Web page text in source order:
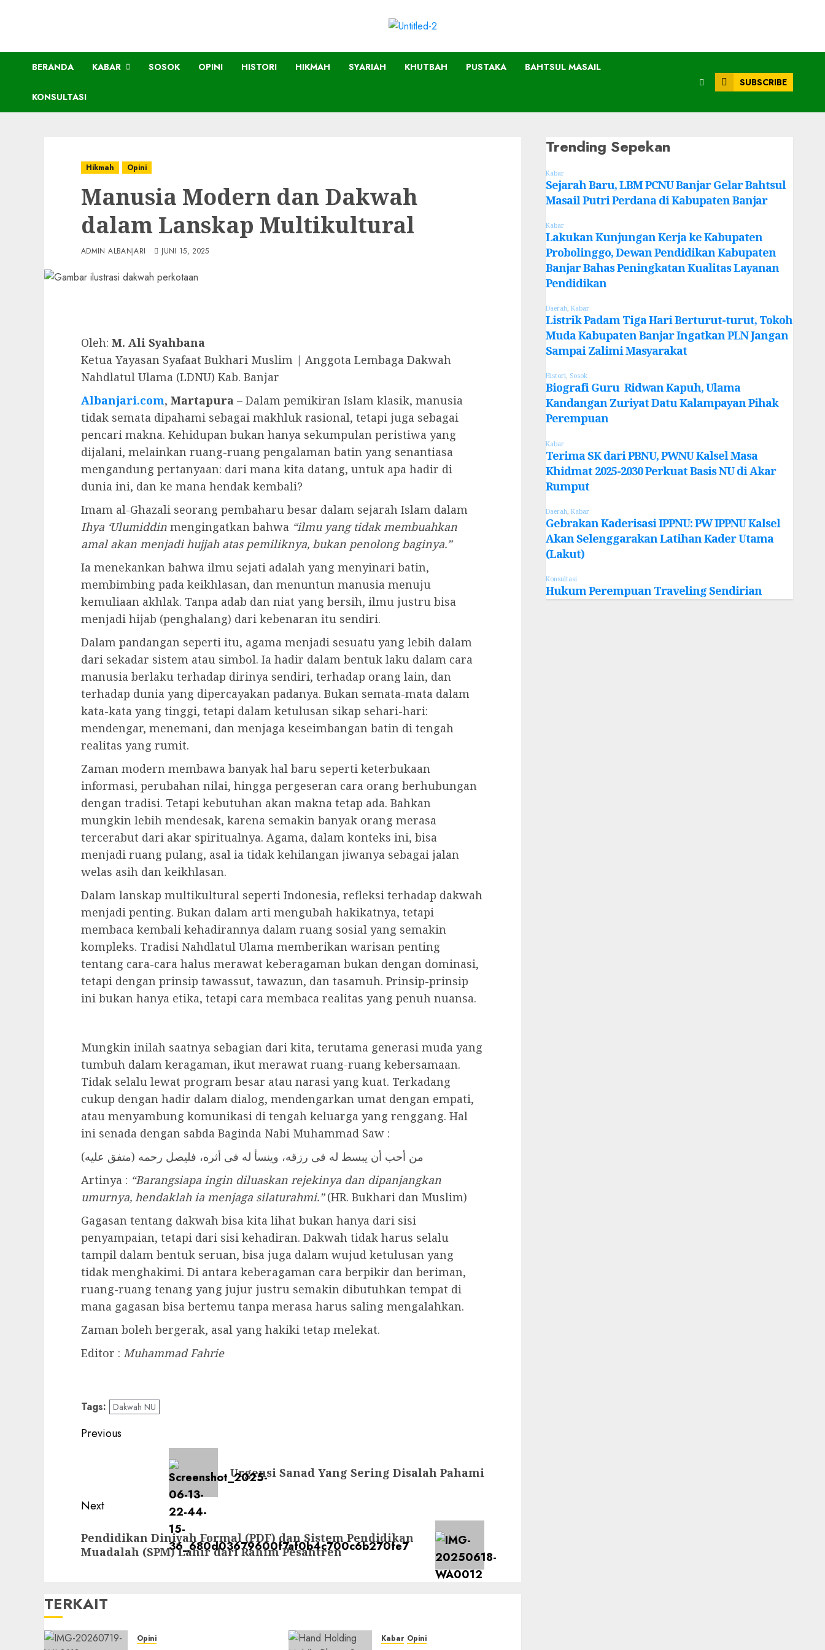
BERANDA KABAR SOSOK OPINI HISTORI HIKMAH SYARIAH KHUTBAH PUSTAKA BAHTSUL MASAIL
KONSULTASI
SUBSCRIBE
Hikmah Opini
Manusia Modern dan Dakwah
dalam Lanskap Multikultural
ADMIN ALBANJARI JUNI 15, 2025
Oleh: M. Ali Syahbana
Ketua Yayasan Syafaat Bukhari Muslim | Anggota Lembaga Dakwah
Nahdlatul Ulama (LDNU) Kab. Banjar
Albanjari.com, Martapura – Dalam pemikiran Islam klasik, manusia
tidak semata dipahami sebagai makhluk rasional, tetapi juga sebagai
pencari makna. Kehidupan bukan hanya sekumpulan peristiwa yang
dijalani, melainkan ruang-ruang pengalaman batin yang senantiasa
mengandung pertanyaan: dari mana kita datang, untuk apa hadir di
dunia ini, dan ke mana hendak kembali?
Imam al-Ghazali seorang pembaharu besar dalam sejarah Islam dalam
Ihya ‘Ulumiddin mengingatkan bahwa “ilmu yang tidak membuahkan
amal akan menjadi hujjah atas pemiliknya, bukan penolong baginya.”
Ia menekankan bahwa ilmu sejati adalah yang menyinari batin,
membimbing pada keikhlasan, dan menuntun manusia menuju
kemuliaan akhlak. Tanpa adab dan niat yang bersih, ilmu justru bisa
menjadi hijab (penghalang) dari kebenaran itu sendiri.
Dalam pandangan seperti itu, agama menjadi sesuatu yang lebih dalam
dari sekadar sistem atau simbol. Ia hadir dalam bentuk laku dalam cara
manusia berlaku terhadap dirinya sendiri, terhadap orang lain, dan
terhadap dunia yang dipercayakan padanya. Bukan semata-mata dalam
kata-kata yang tinggi, tetapi dalam ketulusan sikap sehari-hari:
mendengar, menemani, dan menjaga keseimbangan batin di tengah
realitas yang rumit.
Zaman modern membawa banyak hal baru seperti keterbukaan
informasi, perubahan nilai, hingga pergeseran cara orang berhubungan
dengan tradisi. Tetapi kebutuhan akan makna tetap ada. Bahkan
mungkin lebih mendesak, karena semakin banyak orang merasa
tercerabut dari akar spiritualnya. Agama, dalam konteks ini, bisa
menjadi ruang pulang, asal ia tidak kehilangan jiwanya sebagai jalan
welas asih dan keikhlasan.
Dalam lanskap multikultural seperti Indonesia, refleksi terhadap dakwah
menjadi penting. Bukan dalam arti mengubah hakikatnya, tetapi
membaca kembali kehadirannya dalam ruang sosial yang semakin
kompleks. Tradisi Nahdlatul Ulama memberikan warisan penting
tentang cara-cara halus merawat keberagaman bukan dengan dominasi,
tetapi dengan prinsip tawassut, tawazun, dan tasamuh. Prinsip-prinsip
ini bukan hanya etika, tetapi cara membaca realitas yang penuh nuansa.
Mungkin inilah saatnya sebagian dari kita, terutama generasi muda yang
tumbuh dalam keragaman, ikut merawat ruang-ruang kebersamaan.
Tidak selalu lewat program besar atau narasi yang kuat. Terkadang
cukup dengan hadir dalam dialog, mendengarkan umat dengan empati,
atau menyambung komunikasi di tengah keluarga yang renggang. Hal
ini senada dengan sabda Baginda Nabi Muhammad Saw :
من أحب أن يبسط له فى رزقه، وينسأ له فى أثره، فليصل رحمه (متفق عليه)
Artinya : “Barangsiapa ingin diluaskan rejekinya dan dipanjangkan
umurnya, hendaklah ia menjaga silaturahmi.”(HR. Bukhari dan Muslim)
Gagasan tentang dakwah bisa kita lihat bukan hanya dari sisi
penyampaian, tetapi dari sisi kehadiran. Dakwah tidak harus selalu
tampil dalam bentuk seruan, bisa juga dalam wujud ketulusan yang
tidak menghakimi. Di antara keberagaman cara berpikir dan beriman,
ruang-ruang tenang yang jujur justru semakin dibutuhkan tempat di
mana gagasan bisa bertemu tanpa merasa harus saling mengalahkan.
Zaman boleh bergerak, asal yang hakiki tetap melekat.
Editor : Muhammad Fahrie
Tags: Dakwah NU
Previous
Urgensi Sanad Yang Sering Disalah Pahami
Next
Pendidikan Diniyah Formal (PDF) dan Sistem Pendidikan
Muadalah (SPM) Lahir dari Rahim Pesantren
TERKAIT
Opini Kabar Opini
Trending Sepekan
Kabar
Sejarah Baru, LBM PCNU Banjar Gelar Bahtsul
Masail Putri Perdana di Kabupaten Banjar
Kabar
Lakukan Kunjungan Kerja ke Kabupaten
Probolinggo, Dewan Pendidikan Kabupaten
Banjar Bahas Peningkatan Kualitas Layanan
Pendidikan
Daerah, Kabar
Listrik Padam Tiga Hari Berturut-turut, Tokoh
Muda Kabupaten Banjar Ingatkan PLN Jangan
Sampai Zalimi Masyarakat
Histori, Sosok
Biografi Guru Ridwan Kapuh, Ulama
Kandangan Zuriyat Datu Kalampayan Pihak
Perempuan
Kabar
Terima SK dari PBNU, PWNU Kalsel Masa
Khidmat 2025-2030 Perkuat Basis NU di Akar
Rumput
Daerah Kabar
Gebrakan Kaderisasi IPPNU: PW IPPNU Kalsel
Akan Selenggarakan Latihan Kader Utama
(Lakut)
Konsultasi
Hukum Perempuan Traveling Sendirian